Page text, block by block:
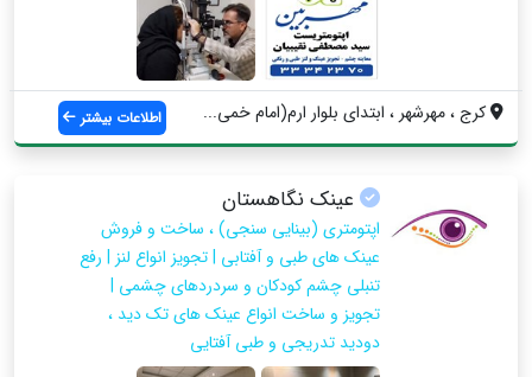
کرج ، مهرشهر ، ابتدای بلوار ارم(امام خمی... اطلاعات بیشتر
عینک نگاهستان
اپتومتری (بینایی سنجی) ، ساخت و فروش
عینک های طبی و آفتابی | تجویز انواع لنز | رفع
تنبلی چشم کودکان و سردردهای چشمی |
تجویز و ساخت انواع عینک های تک دید ،
دودید تدریجی و طبی آفتایی